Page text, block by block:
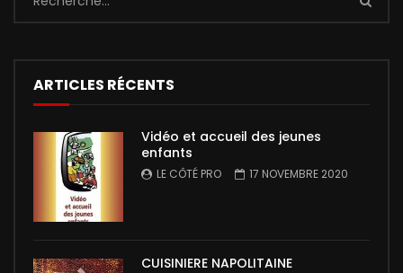
ARTICLES RÉCENTS
Vidéo et accueil des jeunes
enfants
LE CÔTÉ PRO 17 NOVEMBRE 2020
CUISINIERE NAPOLITAINE